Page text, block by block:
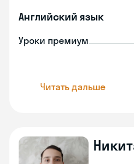
Английский язык
Уроки премиум
Читать дальше